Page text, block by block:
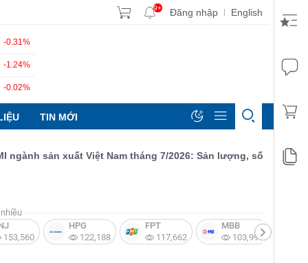
9+ Đăng nhập | English
-0.31%
-1.24%
-0.02%
TIN MỚI
sản xuất Việt Nam tháng 7/2026: Sản lượng, số lượng đơn
153,560
HPG
122,188
FPT
117,662
MBB
103,997